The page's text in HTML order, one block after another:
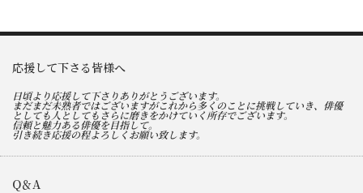
応援して下さる皆様へ
日頃より応援して下さりありがとうございます。
まだまだ未熟者ではございますがこれから多くのことに挑戦していき、俳優
としても人としてもさらに磨きをかけていく所存でございます。
信頼と魅力ある俳優を目指して。
引き続き応援の程よろしくお願い致します。
Q＆A